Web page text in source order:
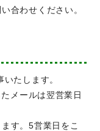
合わせください。
たします。
メールは翌営業日
す。5営業日をこ